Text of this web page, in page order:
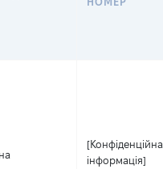
[Конфіденційна
інформація]